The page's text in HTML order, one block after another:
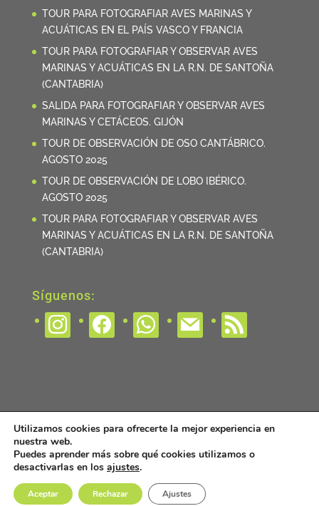
TOUR PARA FOTOGRAFIAR AVES MARINAS Y
ACUÁTICAS EN EL PAÍS VASCO Y FRANCIA
TOUR PARA FOTOGRAFIAR Y OBSERVAR AVES
MARINAS Y ACUÁTICAS EN LA R.N. DE SANTOÑA
(CANTABRIA)
SALIDA PARA FOTOGRAFIAR Y OBSERVAR AVES
MARINAS Y CETÁCEOS. GIJÓN
TOUR DE OBSERVACIÓN DE OSO CANTÁBRICO.
AGOSTO 2025
TOUR DE OBSERVACIÓN DE LOBO IBÉRICO.
AGOSTO 2025
TOUR PARA FOTOGRAFIAR Y OBSERVAR AVES
MARINAS Y ACUÁTICAS EN LA R.N. DE SANTOÑA
(CANTABRIA)
Síguenos:
instagram facebook whatsapp mail rss
Vultour Naturaleza
Política de Privacidad|Aviso legal
Utilizamos cookies para ofrecerte la mejor experiencia en
nuestra web.
Puedes aprender más sobre qué cookies utilizamos o
desactivarlas en los ajustes.
Aceptar Rechazar Ajustes